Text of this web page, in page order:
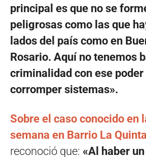
principal es que no se
peligrosas como las que
lados del país como en
Rosario. Aquí no tenemos
criminalidad con ese
corromper sistemas».
Sobre el caso conocido en
semana en Barrio La Quinta
reconoció que: «Al haber